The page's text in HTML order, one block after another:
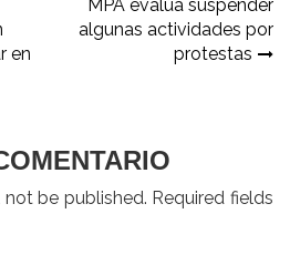
en
MPA evalúa suspender
algunas actividades por
protestas
be published. Required fields